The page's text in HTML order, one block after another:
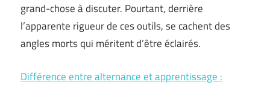
grand-chose à discuter. Pourtant, derrière
l’apparente rigueur de ces outils, se cachent des
angles morts qui méritent d’être éclairés.
Différence entre alternance et apprentissage :